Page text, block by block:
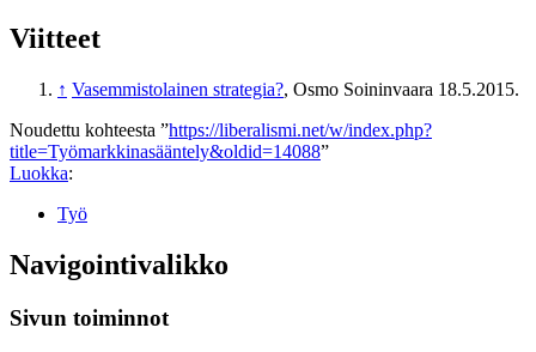
Viitteet
↑ Vasemmistolainen strategia?, Osmo Soininvaara 18.5.2015.
Noudettu kohteesta ”https://liberalismi.net/w/index.php?
title=Työmarkkinasääntely&oldid=14088”
Luokka:
Työ
Navigointivalikko
Sivun toiminnot